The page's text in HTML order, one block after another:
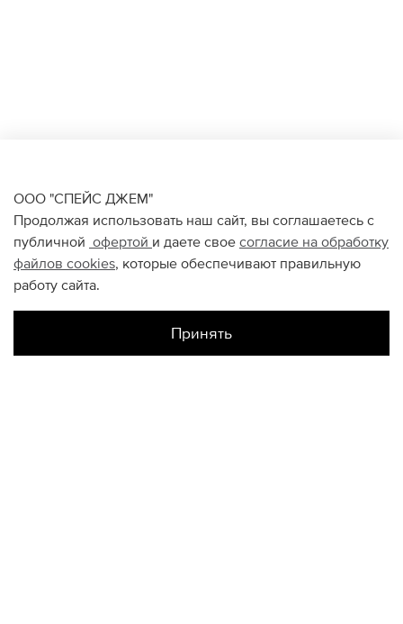
ООО "СПЕЙС ДЖЕМ"
Продолжая использовать наш сайт, вы соглашаетесь с
публичной офертой и даете свое согласие на обработку
файлов cookies, которые обеспечивают правильную
работу сайта.
Принять